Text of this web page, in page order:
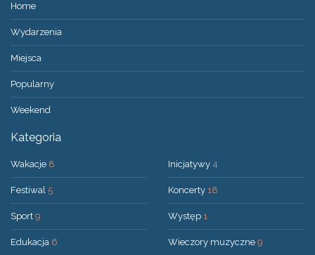
Home
Wydarzenia
Miejsca
Popularny
Weekend
Kategoria
Wakacje 8
Festiwal 5
Sport 9
Edukacja 6
Inicjatywy 4
Koncerty 18
Występ 1
Wieczory muzyczne 9